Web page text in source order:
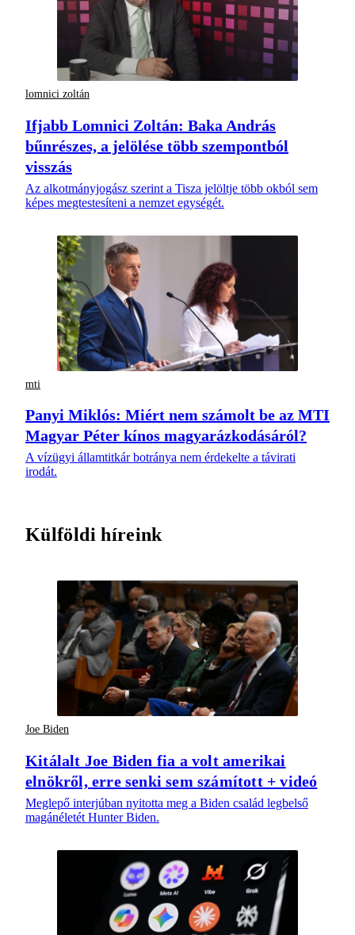
lomnici zoltán
Ifjabb Lomnici Zoltán: Baka András
bűnrészes, a jelölése több szempontból
visszás
Az alkotmányjogász szerint a Tisza jelöltje több okból sem
képes megtestesíteni a nemzet egységét.
mti
Panyi Miklós: Miért nem számolt be az MTI
Magyar Péter kínos magyarázkodásáról?
A vízügyi államtitkár botránya nem érdekelte a távirati
irodát.
Külföldi híreink
Joe Biden
Kitálalt Joe Biden fia a volt amerikai
elnökről, erre senki sem számított + videó
Meglepő interjúban nyitotta meg a Biden család legbelső
magánéletét Hunter Biden.